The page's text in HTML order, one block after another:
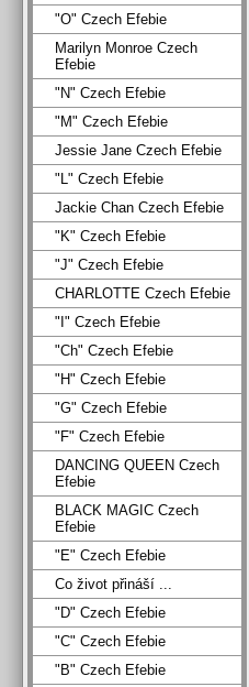
"O" Czech Efebie
Marilyn Monroe Czech
Efebie
"N" Czech Efebie
"M" Czech Efebie
Jessie Jane Czech Efebie
"L" Czech Efebie
Jackie Chan Czech Efebie
"K" Czech Efebie
"J" Czech Efebie
CHARLOTTE Czech Efebie
"I" Czech Efebie
"Ch" Czech Efebie
"H" Czech Efebie
"G" Czech Efebie
"F" Czech Efebie
DANCING QUEEN Czech
Efebie
BLACK MAGIC Czech
Efebie
"E" Czech Efebie
Co život přináší ...
"D" Czech Efebie
"C" Czech Efebie
"B" Czech Efebie